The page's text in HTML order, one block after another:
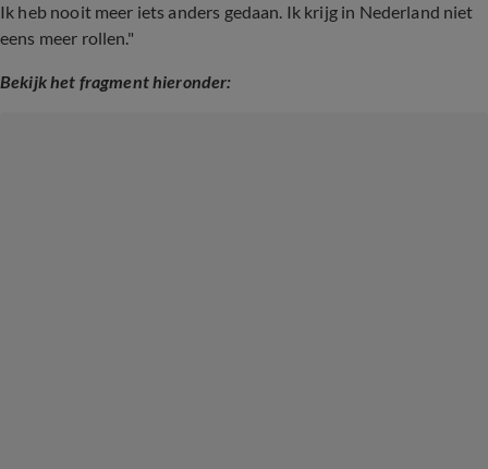
Ik heb nooit meer iets anders gedaan. Ik krijg in Nederland niet
eens meer rollen."
Bekijk het fragment hieronder: